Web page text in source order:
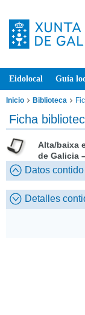
Eidolocal Guía
Inicio Biblioteca
Ficha
Alta/baixa
de Galicia
Datos contido
Detalles